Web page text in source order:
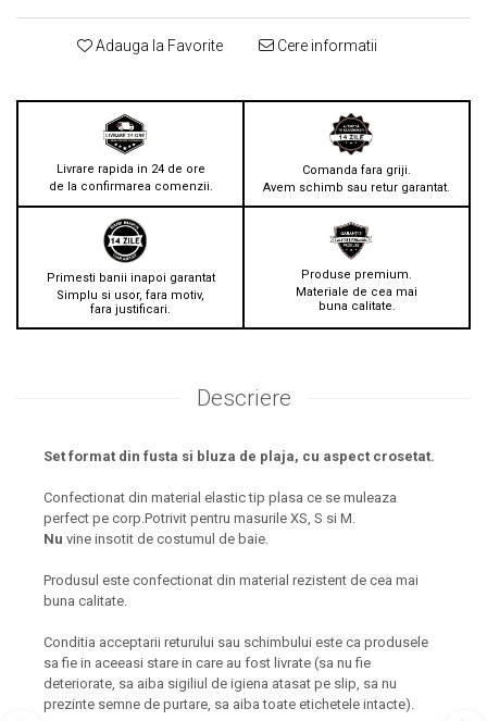
Adauga la Favorite Cere informatii
Livrare rapida in 24 de ore
de la confirmarea comenzii.
Comanda fara griji.
Avem schimb sau retur garantat.
Primesti banii inapoi garantat
Simplu si usor, fara motiv,
fara justificari.
Produse premium.
Materiale de cea mai
buna calitate.
Descriere
Set format din fusta si bluza de plaja, cu aspect crosetat.
Confectionat din material elastic tip plasa ce se muleaza
perfect pe corp.Potrivit pentru masurile XS, S si M.
Nu vine insotit de costumul de baie.
Produsul este confectionat din material rezistent de cea mai
buna calitate.
Conditia acceptarii returului sau schimbului este ca produsele
sa fie in aceeasi stare in care au fost livrate (sa nu fie
deteriorate, sa aiba sigiliul de igiena atasat pe slip, sa nu
prezinte semne de purtare, sa aiba toate etichetele intacte).